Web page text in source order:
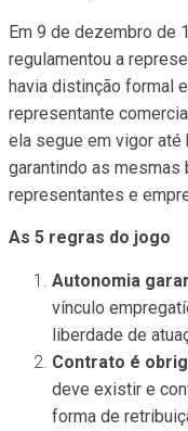
Em 9 de dezembro de
regulamentou a
havia distinção formal
representante
ela segue em vigor até
garantindo as
representantes e
As 5 regras do jogo
Autonomia
vínculo
liberdade de
Contrato é
deve existir e
forma de